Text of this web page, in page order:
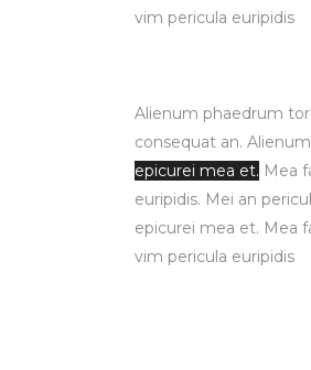
vim pericula euripidis
Alienum phaedrum
consequat an.
epicurei mea et. Mea
euripidis. Mei an
epicurei mea et. Mea
vim pericula euripidis